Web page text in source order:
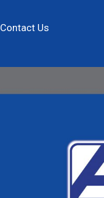
Contact Us